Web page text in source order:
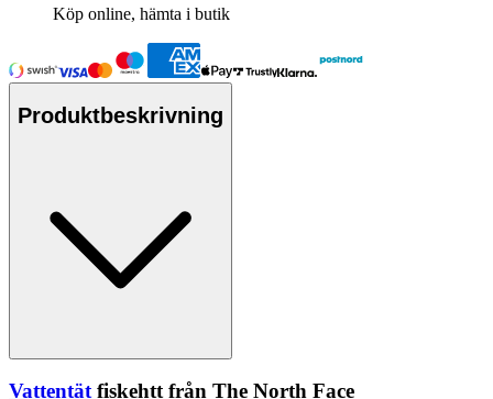
Köp online, hämta i butik
Produktbeskrivning
Vattentätfiskehtt från The North Face